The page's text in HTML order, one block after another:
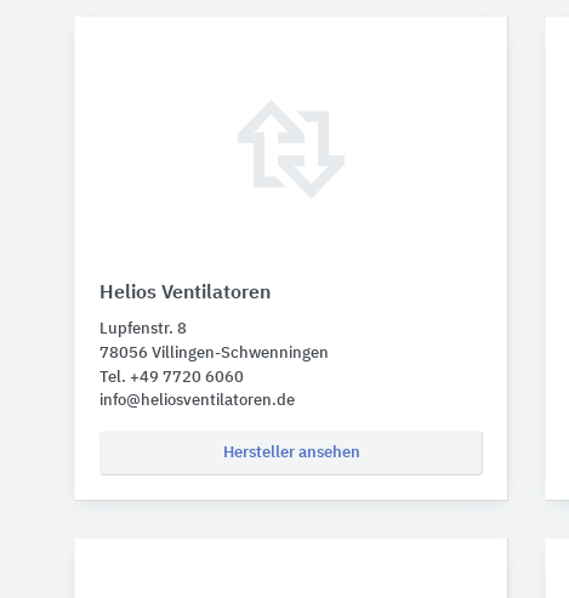
Helios Ventilatoren
Lupfenstr. 8
78056 Villingen-Schwenningen
Tel. +49 7720 6060
info@heliosventilatoren.de
Hersteller ansehen